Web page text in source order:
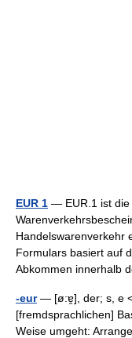
EUR 1 — EUR.1 ist die
Handelswarenverkehr
Formulars basiert auf
Abkommen
-eur— [ø:ɐ̯], der; s, e
[fremdsprachlichen]
Weise umgeht: